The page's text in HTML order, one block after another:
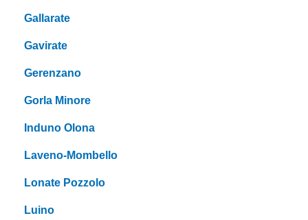
Gallarate
Gavirate
Gerenzano
Gorla Minore
Induno Olona
Laveno-Mombello
Lonate Pozzolo
Luino